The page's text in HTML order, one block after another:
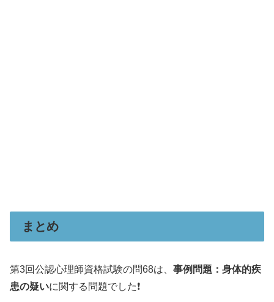
まとめ
第3回公認心理師資格試験の問68は、 事例問題：身体的疾
患の疑いに関する問題でした❗️